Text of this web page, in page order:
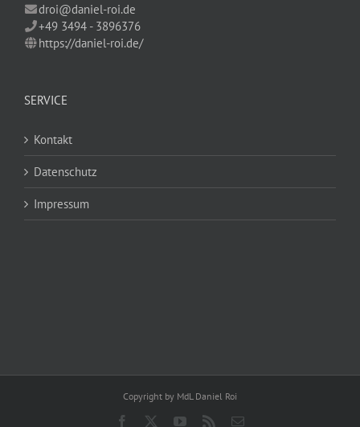
droi@daniel-roi.de
+49 3494 - 3896376
https://daniel-roi.de/
SERVICE
Kontakt
Datenschutz
Impressum
Copyright by MdL Daniel Roi
Facebook YouTube
Rss
E-